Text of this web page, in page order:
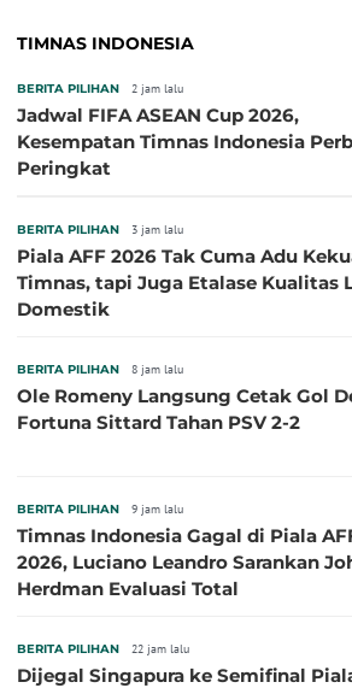
TIMNAS INDONESIA
BERITA PILIHAN 2 jam lalu
Jadwal FIFA ASEAN Cup 2026,
Kesempatan Timnas Indonesia
Peringkat
BERITA PILIHAN 3 jam lalu
Piala AFF 2026 Tak Cuma Adu
Timnas, tapi Juga Etalase Kualitas
Domestik
BERITA PILIHAN 8 jam lalu
Ole Romeny Langsung Cetak Gol
Fortuna Sittard Tahan PSV 2-2
BERITA PILIHAN 9 jam lalu
Timnas Indonesia Gagal di Piala
2026, Luciano Leandro Sarankan
Herdman Evaluasi Total
BERITA PILIHAN 22 jam lalu
Dijegal Singapura ke Semifinal